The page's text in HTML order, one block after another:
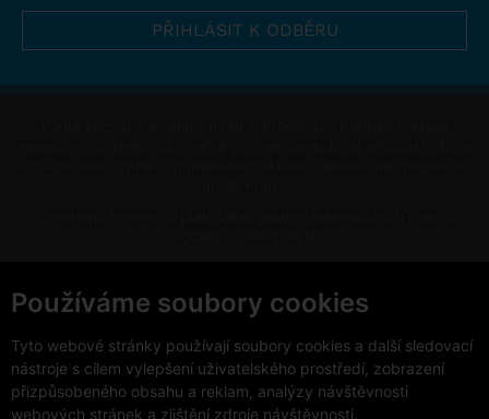
Používáme soubory cookies
Tyto webové stránky používají soubory cookies a další sledovací
nástroje s cílem vylepšení uživatelského prostředí, zobrazení
přizpůsobeného obsahu a reklam, analýzy návštěvnosti
webových stránek a zjištění zdroje návštěvnosti.
Změnit nastavení cookies